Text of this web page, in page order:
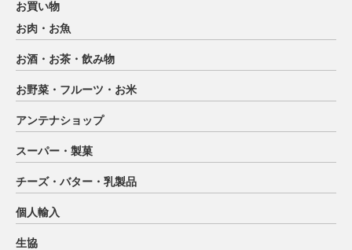
お買い物
お肉・お魚
お酒・お茶・飲み物
お野菜・フルーツ・お米
アンテナショップ
スーパー・製菓
チーズ・バター・乳製品
個人輸入
生協